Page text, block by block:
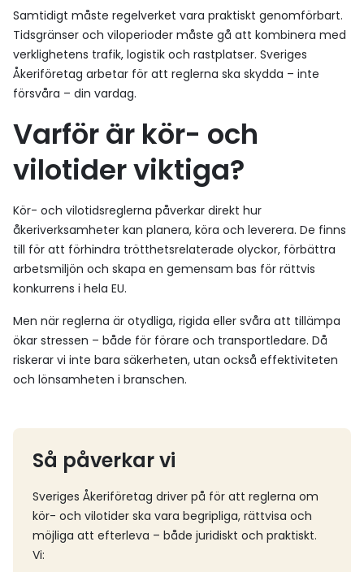
Samtidigt måste regelverket vara praktiskt genomförbart.
Tidsgränser och viloperioder måste gå att kombinera med
verklighetens trafik, logistik och rastplatser. Sveriges
Åkeriföretag arbetar för att reglerna ska skydda – inte
försvåra – din vardag.
Varför är kör- och
vilotider viktiga?
Kör- och vilotidsreglerna påverkar direkt hur
åkeriverksamheter kan planera, köra och leverera. De finns
till för att förhindra trötthetsrelaterade olyckor, förbättra
arbetsmiljön och skapa en gemensam bas för rättvis
konkurrens i hela EU.
Men när reglerna är otydliga, rigida eller svåra att tillämpa
ökar stressen – både för förare och transportledare. Då
riskerar vi inte bara säkerheten, utan också effektiviteten
och lönsamheten i branschen.
Så påverkar vi
Sveriges Åkeriföretag driver på för att reglerna om
kör- och vilotider ska vara begripliga, rättvisa och
möjliga att efterleva – både juridiskt och praktiskt.
Vi: